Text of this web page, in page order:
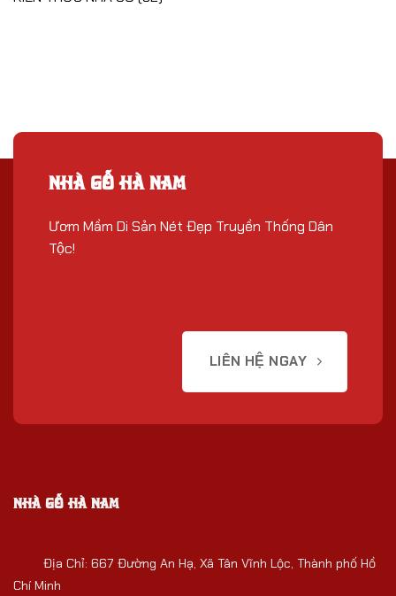
NHÀ GỖ HÀ NAM
Ươm Mầm Di Sản Nét Đẹp Truyền Thống Dân
Tộc!
LIÊN HỆ NGAY
NHÀ GỖ HÀ NAM
Địa Chỉ: 667 Đường An Hạ, Xã Tân Vĩnh Lộc, Thành phố Hồ
Chí Minh